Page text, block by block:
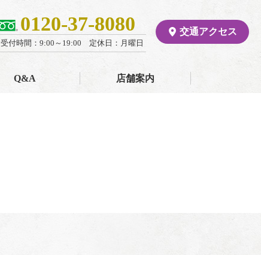
0120-37-8080
受付時間：9:00～19:00 定休日：月曜日
交通アクセス
Q&A
店舗案内